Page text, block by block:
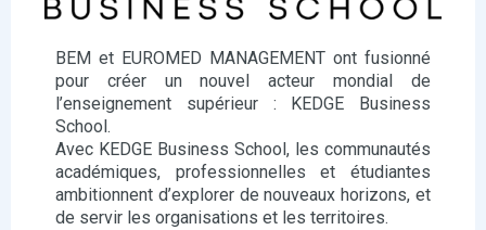
BEM et EUROMED MANAGEMENT ont fusionné
pour créer un nouvel acteur mondial de
l’enseignement supérieur : KEDGE Business
School.
Avec KEDGE Business School, les communautés
académiques, professionnelles et étudiantes
ambitionnent d’explorer de nouveaux horizons, et
de servir les organisations et les territoires.